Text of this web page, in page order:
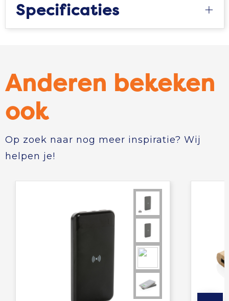
Specificaties
Anderen bekeken
ook
Op zoek naar nog meer inspiratie? Wij
helpen je!